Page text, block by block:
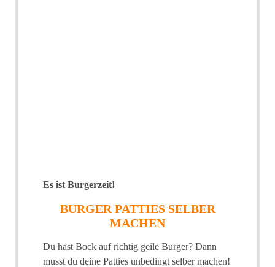
Es ist Burgerzeit!
BURGER PATTIES SELBER
MACHEN
Du hast Bock auf richtig geile Burger? Dann
musst du deine Patties unbedingt selber machen!